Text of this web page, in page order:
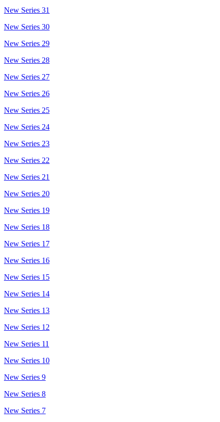
New Series 31
New Series 30
New Series 29
New Series 28
New Series 27
New Series 26
New Series 25
New Series 24
New Series 23
New Series 22
New Series 21
New Series 20
New Series 19
New Series 18
New Series 17
New Series 16
New Series 15
New Series 14
New Series 13
New Series 12
New Series 11
New Series 10
New Series 9
New Series 8
New Series 7